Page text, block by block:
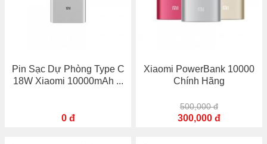
Pin Sạc Dự Phòng Type C
18W Xiaomi 10000mAh ...
0 đ
Xiaomi PowerBank 10000
Chính Hãng
500,000 đ
300,000 đ